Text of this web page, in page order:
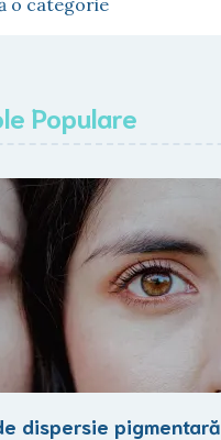
Populare
dispersie pigmentară